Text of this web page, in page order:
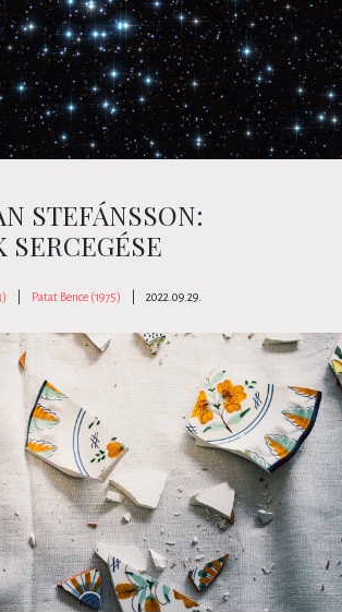
STEFÁNSSON:
SERCEGÉSE
Patat Bence (1975) 2022.09.29.